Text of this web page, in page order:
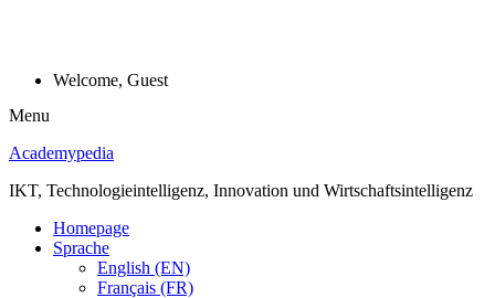
Welcome, Guest
Menu
Academypedia
IKT, Technologieintelligenz, Innovation und Wirtschaftsintelligenz
Homepage
Sprache
English (EN)
Français (FR)